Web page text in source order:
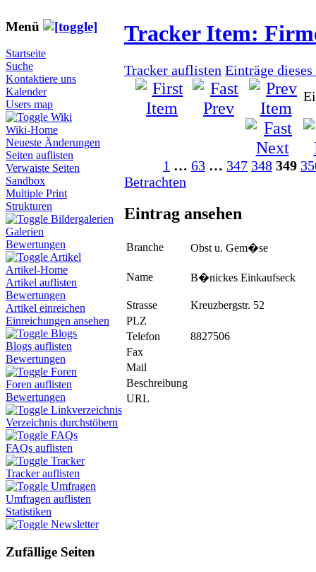
Menü
Startseite
Suche
Kontaktiere uns
Kalender
Users map
Wiki
Wiki-Home
Neueste Änderungen
Seiten auflisten
Verwaiste Seiten
Sandbox
Multiple Print
Strukturen
Bildergalerien
Galerien
Bewertungen
Artikel
Artikel-Home
Artikel auflisten
Bewertungen
Artikel einreichen
Einreichungen ansehen
Blogs
Blogs auflisten
Bewertungen
Foren
Foren auflisten
Bewertungen
Linkverzeichnis
Verzeichnis durchstöbern
FAQs
FAQs auflisten
Tracker
Tracker auflisten
Umfragen
Umfragen auflisten
Statistiken
Newsletter
Zufällige Seiten
Tracker Item:
Tracker auflisten Einträge dieses
1 … 63 … 347 348 349
Betrachten
Eintrag ansehen
Branche Obst u. Gem�se
Name B�nickes Einkaufseck
Strasse
Kreuzbergstr. 52
PLZ
Telefon
8827506
Fax
Mail
Beschreibung
URL